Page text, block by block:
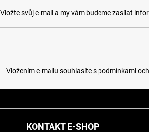
Vložte svůj e-mail a my vám budeme zasílat
Vložením e-mailu souhlasíte s podmínkami
KONTAKT E-SHOP